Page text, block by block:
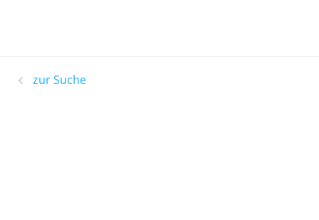
zur Suche